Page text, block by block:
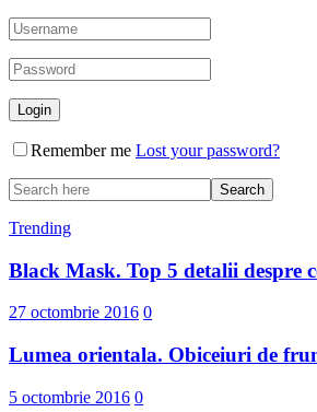
Remember me Lost your password?
Trending
Black Mask. Top 5 detalii despre
27 octombrie 2016 0
Lumea orientala. Obiceiuri de
5 octombrie 2016 0